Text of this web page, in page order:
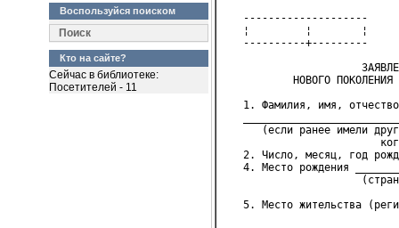
Воспользуйся поиском
Поиск
Кто на сайте?
Сейчас в библиотеке:
Посетителей - 11
--------------------
¦         ¦        ¦
----------+---------
ЗАЯВЛЕНИЕ О
НОВОГО ПОКОЛЕНИЯ НА
1. Фамилия, имя, отчество
(если ранее имели
когда меняли
2. Число, месяц, год
4. Место рождения
(страна/
5. Место жительства